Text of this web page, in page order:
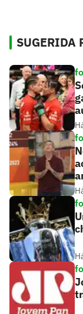
SUGERIDA